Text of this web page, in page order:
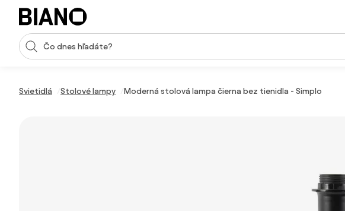
Preskočiť navigáciu, prejsť na obsah
Vstup pre vyhľadávanie
Svietidlá Stolové lampy Moderná stolová lampa čierna bez tienidla - Simplo